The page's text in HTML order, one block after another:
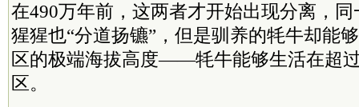
在490万年前，这两者才开始出现分离，
猩猩也“分道扬镳”，但是驯养的牦牛却能
区的极端海拔高度——牦牛能够生活在超
区。